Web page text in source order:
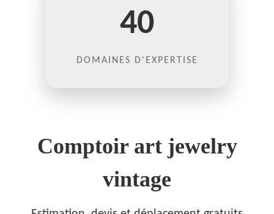
40
DOMAINES D'EXPERTISE
Comptoir art jewelry
vintage